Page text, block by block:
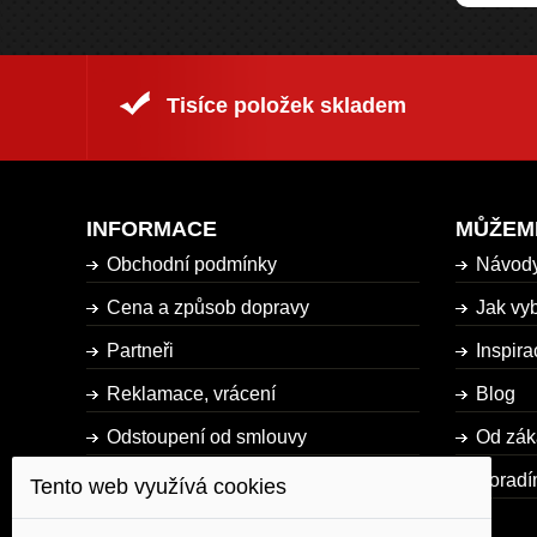
Tisíce položek skladem
INFORMACE
Obchodní podmínky
Cena a způsob dopravy
Partneři
Reklamace, vrácení
Odstoupení od smlouvy
Dostupnost zboží
Mapa stránky
Jak
Blog
Od
Tento web využívá cookies